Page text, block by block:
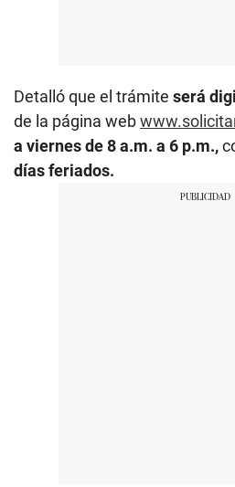
Detalló que el trámite será
de la página web
a viernes de 8 a.m. a 6 p.m.,
días feriados.